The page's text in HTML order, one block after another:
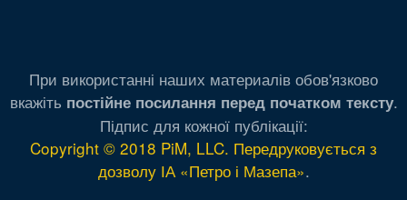
При використанні наших материалів обов'язково
вкажіть постійне посилання перед початком тексту.
Підпис для кожної публікації:
Copyright © 2018 PiM, LLC. Передруковується з
дозволу ІА «Петро і Мазепа».